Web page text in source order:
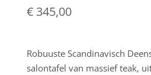
€345,00
Robuuste Scandinavisch
salontafel van massief teak,